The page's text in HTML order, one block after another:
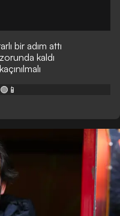
bir adım attı
kaldı
🟢📱